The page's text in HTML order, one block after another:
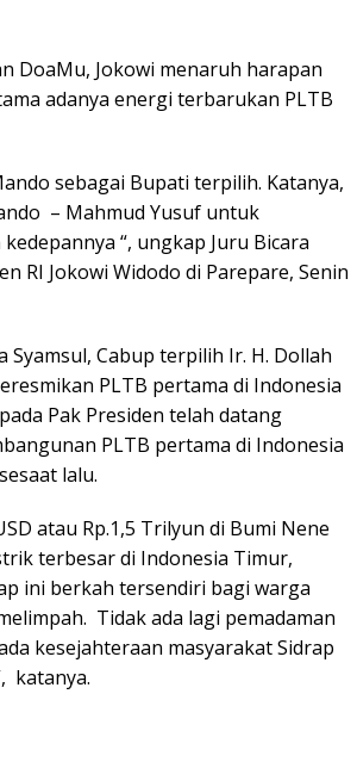
DoaMu, Jokowi menaruh harapan
adanya energi terbarukan PLTB
sebagai Bupati terpilih. Katanya,
– Mahmud Yusuf untuk
“, ungkap Juru Bicara
RI Jokowi Widodo di Parepare, Senin
Syamsul, Cabup terpilih Ir. H. Dollah
PLTB pertama di Indonesia
Pak Presiden telah datang
PLTB pertama di Indonesia
lalu.
atau Rp.1,5 Trilyun di Bumi Nene
terbesar di Indonesia Timur,
ini berkah tersendiri bagi warga
Tidak ada lagi pemadaman
kesejahteraan masyarakat Sidrap
katanya.